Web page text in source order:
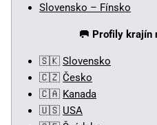
Slovensko – Fínsko
🥅 Profily krajín
🇸🇰 Slovensko
🇨🇿 Česko
🇨🇦 Kanada
🇺🇸 USA